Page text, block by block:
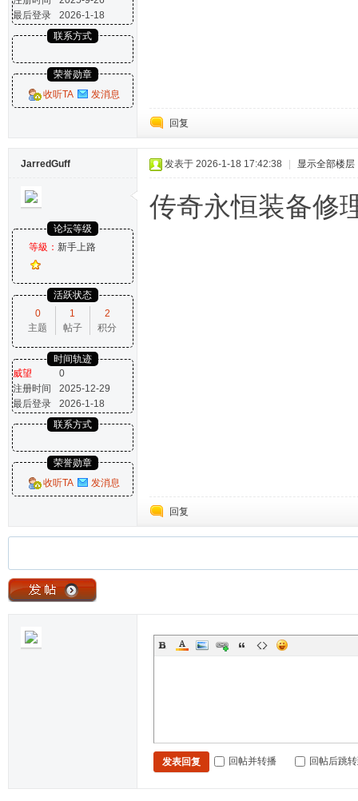
最后登录
2026-1-18
联系方式
荣誉勋章
收听TA
发消息
回复
JarredGuff
论坛等级
等級： 新手上路
活跃状态
0
主题
1
帖子
2
积分
时间轨迹
威望
0
注册时间
2025-12-29
最后登录
2026-1-18
联系方式
荣誉勋章
收听TA
发消息
发表于 2026-1-18 17:42:38 显示全部楼层
传奇永恒装备修
回复
发表回复 回帖并转播 回帖后跳